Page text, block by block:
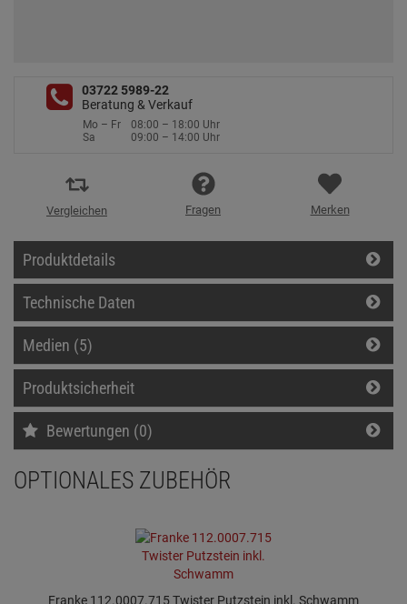
03722 5989-22
Beratung & Verkauf
Mo – Fr
08:00 – 18:00 Uhr
Sa
09:00 – 14:00 Uhr
Vergleichen Fragen Merken
Produktdetails
Technische Daten
Medien (5)
Produktsicherheit
Bewertungen (0)
OPTIONALES ZUBEHÖR
Franke 112.0007.715 Twister Putzstein inkl. Schwamm